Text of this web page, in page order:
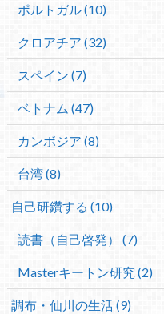
ポルトガル (10)
クロアチア (32)
スペイン (7)
ベトナム (47)
カンボジア (8)
台湾 (8)
自己研鑽する (10)
読書（自己啓発） (7)
Masterキートン研究 (2)
調布・仙川の生活 (9)